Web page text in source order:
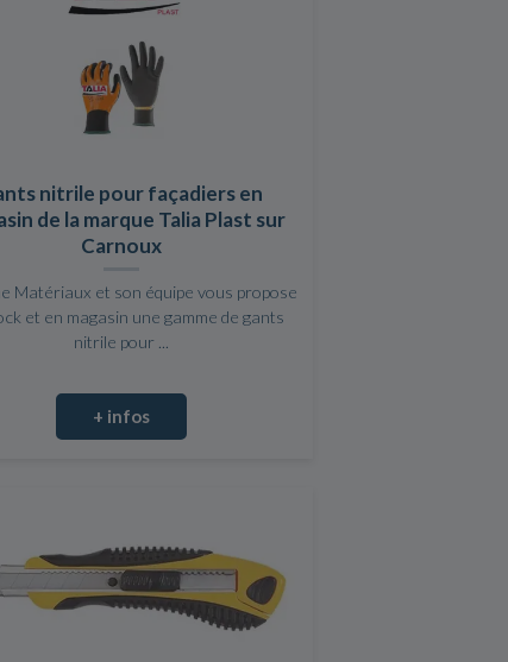
nitrile pour façadiers en
de la marque Talia Plast sur
Carnoux
Matériaux et son équipe vous propose
et en magasin une gamme de gants
nitrile pour ...
+ infos